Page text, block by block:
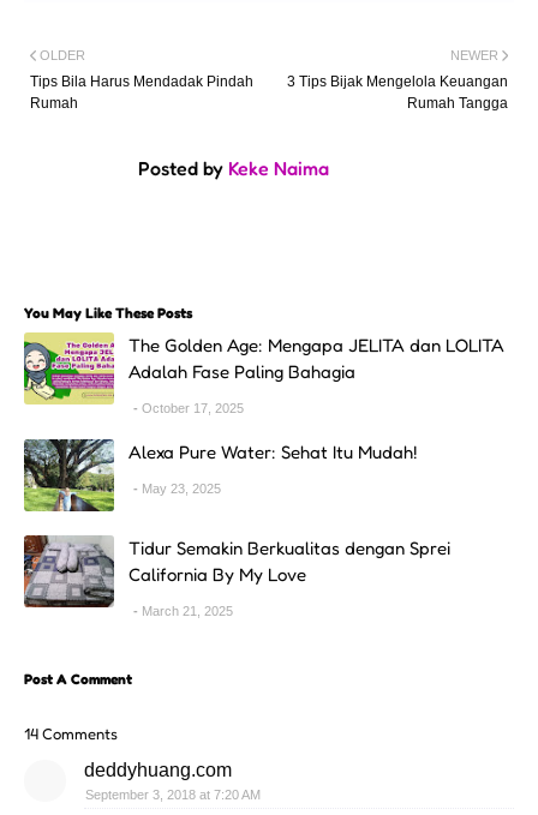
NEWER
3 Tips Bijak Mengelola Keuangan
Rumah Tangga
OLDER
Tips Bila Harus Mendadak Pindah
Rumah
Posted by Keke Naima
You May Like These Posts
The Golden Age: Mengapa JELITA dan LOLITA
Adalah Fase Paling Bahagia
October 17, 2025
Alexa Pure Water: Sehat Itu Mudah!
May 23, 2025
Tidur Semakin Berkualitas dengan Sprei
California By My Love
March 21, 2025
Post A Comment
14 Comments
deddyhuang.com
September 3, 2018 at 7:20 AM